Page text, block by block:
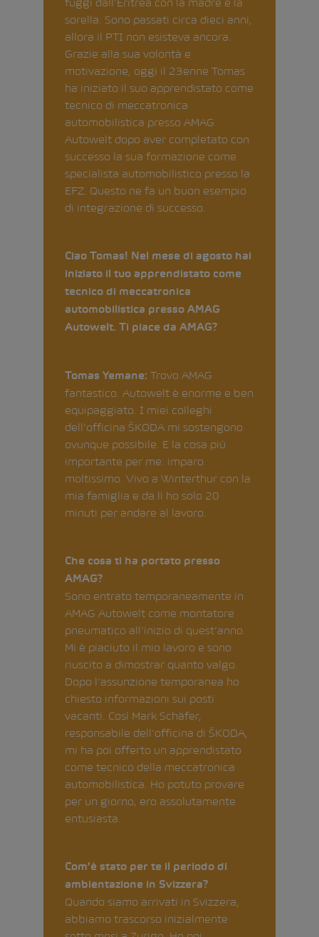
sorella. Sono passati circa dieci anni,
allora il PTI non esisteva ancora.
Grazie alla sua volontà e
motivazione, oggi il 23enne Tomas
ha iniziato il suo apprendistato come
tecnico di meccatronica
automobilistica presso AMAG
Autowelt dopo aver completato con
successo la sua formazione come
specialista automobilistico presso la
EFZ. Questo ne fa un buon esempio
di integrazione di successo.
Ciao Tomas! Nel mese di agosto hai
iniziato il tuo apprendistato come
tecnico di meccatronica
automobilistica presso AMAG
Autowelt. Ti piace da AMAG?
Tomas Yemane: Trovo AMAG
fantastico. Autowelt è enorme e ben
equipaggiato. I miei colleghi
dell’officina ŠKODA mi sostengono
ovunque possibile. E la cosa più
importante per me: imparo
moltissimo. Vivo a Winterthur con la
mia famiglia e da lì ho solo 20
minuti per andare al lavoro.
Che cosa ti ha portato presso
AMAG?
Sono entrato temporaneamente in
AMAG Autowelt come montatore
pneumatico all’inizio di quest’anno.
Mi è piaciuto il mio lavoro e sono
riuscito a dimostrar quanto valgo.
Dopo l’assunzione temporanea ho
chiesto informazioni sui posti
vacanti. Così Mark Schäfer,
responsabile dell’officina di ŠKODA,
mi ha poi offerto un apprendistato
come tecnico della meccatronica
automobilistica. Ho potuto provare
per un giorno, ero assolutamente
entusiasta.
Com’è stato per te il periodo di
ambientazione in Svizzera?
Quando siamo arrivati in Svizzera,
abbiamo trascorso inizialmente